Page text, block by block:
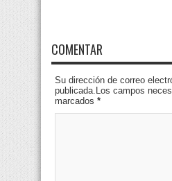
COMENTAR
Su dirección de correo
publicada.Los campos
marcados *